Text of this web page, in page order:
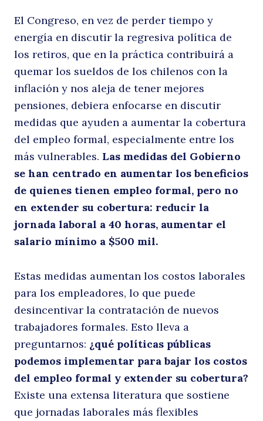
El Congreso, en vez de perder tiempo y
energía en discutir la regresiva política de
los retiros, que en la práctica contribuirá a
quemar los sueldos de los chilenos con la
inflación y nos aleja de tener mejores
pensiones, debiera enfocarse en discutir
medidas que ayuden a aumentar la cobertura
del empleo formal, especialmente entre los
más vulnerables. Las medidas del Gobierno
se han centrado en aumentar los beneficios
de quienes tienen empleo formal, pero no
en extender su cobertura: reducir la
jornada laboral a 40 horas, aumentar el
salario mínimo a $500 mil.
Estas medidas aumentan los costos laborales
para los empleadores, lo que puede
desincentivar la contratación de nuevos
trabajadores formales. Esto lleva a
preguntarnos: ¿qué políticas públicas
podemos implementar para bajar los costos
del empleo formal y extender su cobertura?
Existe una extensa literatura que sostiene
que jornadas laborales más flexibles